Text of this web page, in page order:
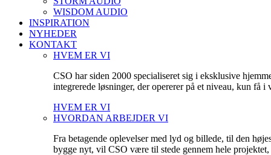
WISDOM AUDIO
INSPIRATION
NYHEDER
KONTAKT
HVEM ER VI
CSO har siden 2000 specialiseret sig i eksklusive
integrerede løsninger, der opererer på et niveau, kun få i
HVEM ER VI
HVORDAN ARBEJDER VI
Fra betagende oplevelser med lyd og billede, til den
bygge nyt, vil CSO være til stede gennem hele